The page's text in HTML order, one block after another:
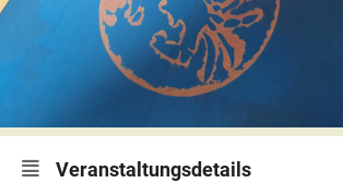
Veranstaltungsdetails